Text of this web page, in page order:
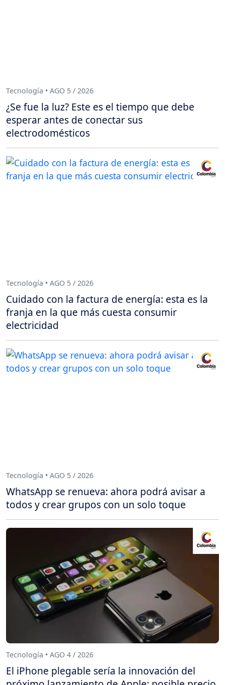
Tecnología • AGO 5 / 2026
¿Se fue la luz? Este es el tiempo que debe
esperar antes de conectar sus
electrodomésticos
Tecnología • AGO 5 / 2026
Cuidado con la factura de energía: esta es la
franja en la que más cuesta consumir
electricidad
Tecnología • AGO 5 / 2026
WhatsApp se renueva: ahora podrá avisar a
todos y crear grupos con un solo toque
Tecnología • AGO 4 / 2026
El iPhone plegable sería la innovación del